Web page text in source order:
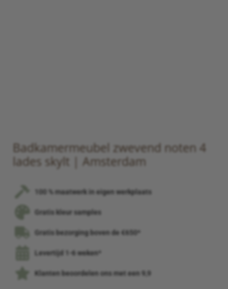
Badkamermeubel zwevend noten 4
lades skylt | Amsterdam
100 % maatwerk in eigen werkplaats
Gratis kleur samples
Gratis bezorging boven de €650*
Levertijd 1-6 weken*
Klanten beoordelen ons met een 9,9